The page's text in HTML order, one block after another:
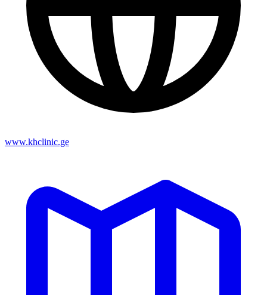
www.khclinic.ge